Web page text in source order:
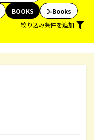
BOOKS
D-Books
絞り込み条件を追加